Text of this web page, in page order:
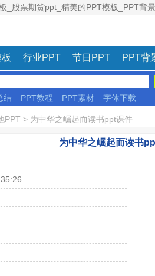
_股票期货ppt_精美的PPT模板_PPT背
行业PPT 节日PPT PPT背
结 PPT教程 PPT素材
字体下载
PPT > 为中华之崛起而读书ppt课件
为中华之崛起而读书